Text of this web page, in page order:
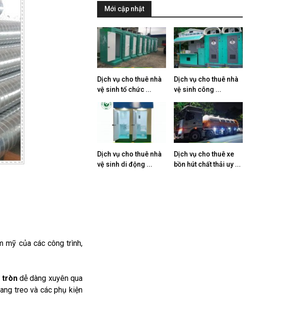
mỹ của các công trình,
tròndễ dàng xuyên qua
treo và các phụ kiện
Mới cập nhật
Dịch vụ cho thuê nhà
vệ sinh tổ chức ...
Dịch vụ cho thuê nhà
vệ sinh công ...
Dịch vụ cho thuê nhà
vệ sinh di động ...
Dịch vụ cho thuê xe
bồn hút chất thải uy ...